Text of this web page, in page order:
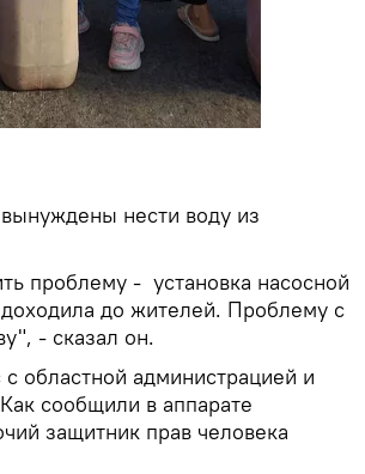
нести воду из
проблему - установка насосной
до жителей. Проблему с
- сказал он.
областной администрацией и
сообщили в аппарате
защитник прав человека